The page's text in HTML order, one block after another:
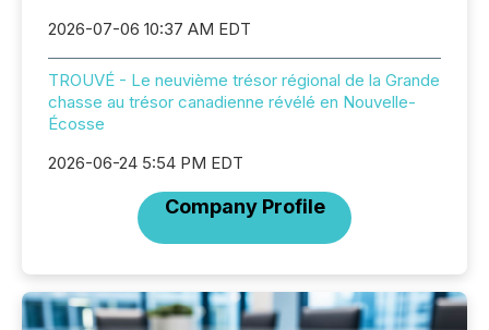
2026-07-06 10:37 AM EDT
TROUVÉ - Le neuvième trésor régional de la Grande
chasse au trésor canadienne révélé en Nouvelle-
Écosse
2026-06-24 5:54 PM EDT
Company Profile